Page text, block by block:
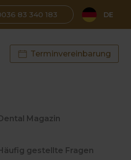
83 340 183 DE
Terminvereinbarung
Magazin
gestellte Fragen